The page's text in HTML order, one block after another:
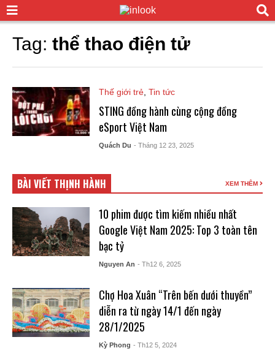
Tag: thể thao điện tử
Thế giới trẻ, Tin tức
STING đồng hành cùng cộng đồng
eSport Việt Nam
Quách Du - Tháng 12 23, 2025
BÀI VIẾT THỊNH HÀNH XEM THÊM
10 phim được tìm kiếm nhiều nhất
Google Việt Nam 2025: Top 3 toàn tên
bạc tỷ
Nguyen An - Th12 6, 2025
Chợ Hoa Xuân “Trên bến dưới thuyền”
diễn ra từ ngày 14/1 đến ngày
28/1/2025
Kỳ Phong - Th12 5, 2024